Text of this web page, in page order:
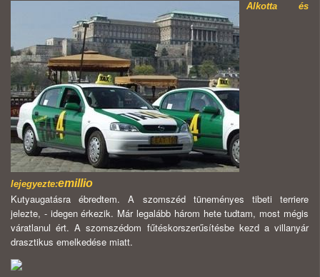
Alkotta és
lejegyezte:emillio
Kutyaugatásra ébredtem. A szomszéd tüneményes tibeti terriere
jelezte, - idegen érkezik. Már legalább három hete tudtam, most mégis
váratlanul ért. A szomszédom fűtéskorszerűsítésbe kezd a villanyár
drasztikus emelkedése miatt.